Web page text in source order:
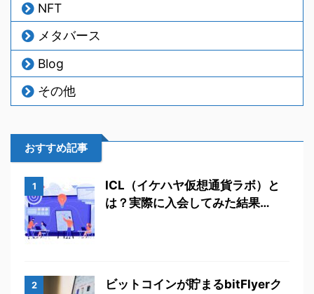
NFT
メタバース
Blog
その他
おすすめ記事
1
ICL（イケハヤ仮想通貨ラボ）と
は？実際に入会してみた結果…
2
ビットコインが貯まるbitFlyerク